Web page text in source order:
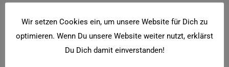
Form befüllen
Wir setzen Cookies ein, um unsere Website für Dich zu
optimieren. Wenn Du unsere Website weiter nutzt, erklärst
Du Dich damit einverstanden!